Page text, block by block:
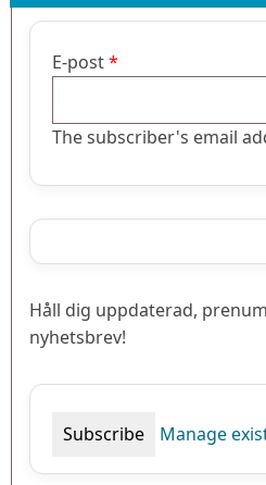
E-post
The subscriber's email
Håll dig uppdaterad,
nyhetsbrev!
Manage